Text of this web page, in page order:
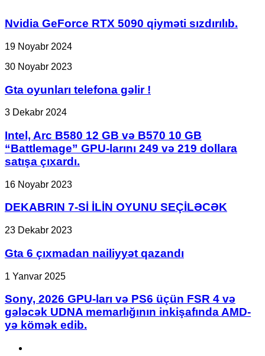
Nvidia GeForce RTX 5090 qiyməti sızdırılıb.
19 Noyabr 2024
Gta
telefona
gəlir
!
30 Noyabr 2023
Gta oyunları telefona gəlir !
Intel,
B580
12
GB
və
10
“Battlemage”
larını
və
219
dollara
satışa
çıxardı.
3 Dekabr 2024
Intel, Arc B580 12 GB və B570 10 GB
“Battlemage” GPU-larını 249 və 219 dollara
satışa çıxardı.
DEKABRIN
Sİ
OYUNU
16 Noyabr 2023
DEKABRIN 7-Sİ İLİN OYUNU SEÇİLƏCƏK
Gta
çıxmadan
nailiyyət
qazandı
23 Dekabr 2023
Gta 6 çıxmadan nailiyyət qazandı
Sony,
GPU-
ları
və
PS6
FSR
1 Yanvar 2025
Sony, 2026 GPU-ları və PS6 üçün FSR 4 və
gələcək UDNA memarlığının inkişafında AMD-
yə kömək edib.